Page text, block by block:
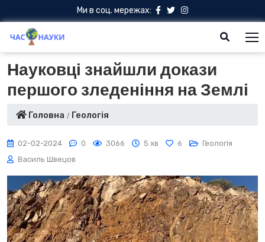
Ми в соц. мережах:
Науковці знайшли докази
першого зледеніння на Землі
Головна Геологія
02-02-2024 0 3066 5 хв 6
Геологія
Василь Швецов